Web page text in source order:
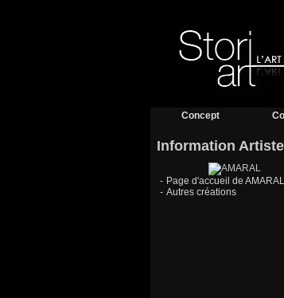
Concept
Information Artiste
- Page d'accueil de AMARAL
- Autres créations